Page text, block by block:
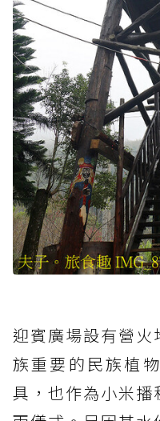
迎賓廣場設有營
族重要的民族植
具，也作為小米播